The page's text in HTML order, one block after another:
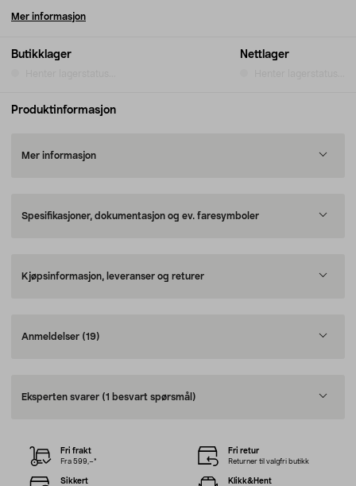
Butikklager Nettlager
Mer informasjon
Produktinformasjon
Mer informasjon
Spesifikasjoner, dokumentasjon og ev. faresymboler
Kjøpsinformasjon, leveranser og returer
Anmeldelser (19)
Eksperten svarer (1 besvart spørsmål)
Fri frakt
Fra 599,–*
Fri retur
Returner til valgfri butikk
Sikkert Klikk&Hent